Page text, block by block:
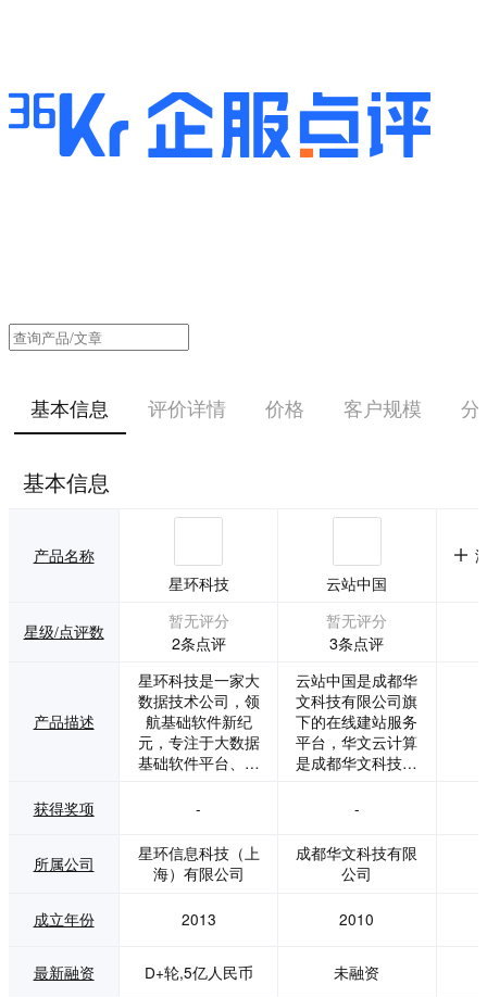
基本信息 评价详情 价格 客户规模 分
基本信息
产品名称
星环科技
云站中国
星级/点评数
暂无评分
2条点评
暂无评分
3条点评
产品描述
星环科技是一家大
数据技术公司，领
航基础软件新纪
元，专注于大数据
基础软件平台、人
中分布式分析型数
据库、实时流处理
引擎、基于容器的
模图数据库技术均
和产品，致力于帮
云站中国是成都华
文科技有限公司旗
下的在线建站服务
平台，华文云计算
是成都华文科技有
平台网站。 成都华
文科技有限公司是
一家具有创新型发
件企业，致力于互
发和运营。
获得奖项 - -
所属公司
星环信息科技（上
海）有限公司
成都华文科技有限
公司
成立年份 2013 2010
最新融资 D+轮,5亿人民币 未融资